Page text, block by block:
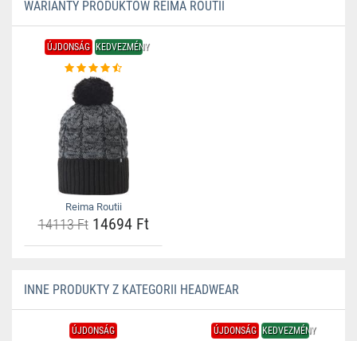
WARIANTY PRODUKTÓW REIMA ROUTII
ÚJDONSÁG KEDVEZMÉNY
Reima Routii
14113 Ft14694 Ft
INNE PRODUKTY Z KATEGORII HEADWEAR
ÚJDONSÁG ÚJDONSÁG KEDVEZMÉNY